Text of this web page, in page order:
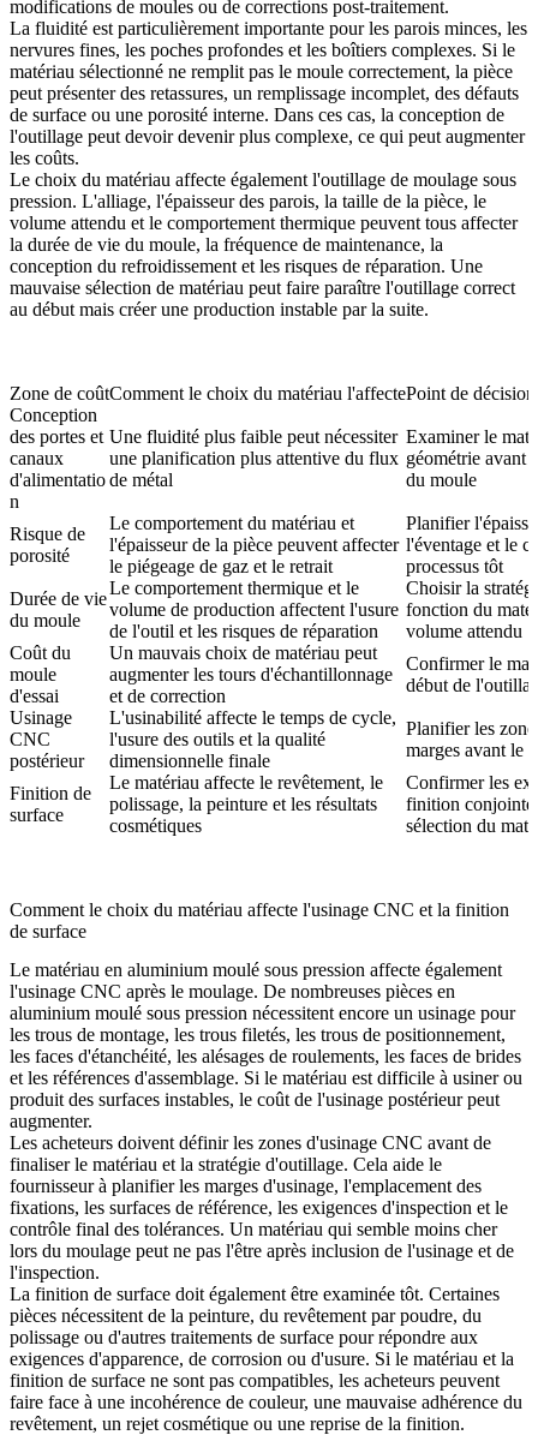
modifications de moules ou de corrections post-traitement.
La fluidité est particulièrement importante pour les parois minces, les
nervures fines, les poches profondes et les boîtiers complexes. Si le
matériau sélectionné ne remplit pas le moule correctement, la pièce
peut présenter des retassures, un remplissage incomplet, des défauts
de surface ou une porosité interne. Dans ces cas, la conception de
l'outillage peut devoir devenir plus complexe, ce qui peut augmenter
les coûts.
Le choix du matériau affecte également l'outillage de moulage sous
pression. L'alliage, l'épaisseur des parois, la taille de la pièce, le
volume attendu et le comportement thermique peuvent tous affecter
la durée de vie du moule, la fréquence de maintenance, la
conception du refroidissement et les risques de réparation. Une
mauvaise sélection de matériau peut faire paraître l'outillage correct
au début mais créer une production instable par la suite.
Zone de coûtComment le choix du matériau l'affectePoint de
Conception
des portes et
canaux
d'alimentatio
n
Une fluidité plus faible peut nécessiter
une planification plus attentive du flux
de métal
Examiner le
géométrie avant
du moule
Risque de
porosité
Le comportement du matériau et
l'épaisseur de la pièce peuvent affecter
le piégeage de gaz et le retrait
Planifier
l'éventage et le
processus tôt
Durée de vie
du moule
Le comportement thermique et le
volume de production affectent l'usure
de l'outil et les risques de réparation
Choisir la
fonction du
volume attendu
Coût du
moule
d'essai
Un mauvais choix de matériau peut
augmenter les tours d'échantillonnage
et de correction
Confirmer le
début de
Usinage
CNC
postérieur
L'usinabilité affecte le temps de cycle,
l'usure des outils et la qualité
dimensionnelle finale
Planifier les
marges avant le
Finition de
surface
Le matériau affecte le revêtement, le
polissage, la peinture et les résultats
cosmétiques
Confirmer les
finition
sélection du
Comment le choix du matériau affecte l'usinage CNC et la finition
de surface
Le matériau en aluminium moulé sous pression affecte également
l'usinage CNC après le moulage. De nombreuses pièces en
aluminium moulé sous pression nécessitent encore un usinage pour
les trous de montage, les trous filetés, les trous de positionnement,
les faces d'étanchéité, les alésages de roulements, les faces de brides
et les références d'assemblage. Si le matériau est difficile à usiner ou
produit des surfaces instables, le coût de l'usinage postérieur peut
augmenter.
Les acheteurs doivent définir les zones d'usinage CNC avant de
finaliser le matériau et la stratégie d'outillage. Cela aide le
fournisseur à planifier les marges d'usinage, l'emplacement des
fixations, les surfaces de référence, les exigences d'inspection et le
contrôle final des tolérances. Un matériau qui semble moins cher
lors du moulage peut ne pas l'être après inclusion de l'usinage et de
l'inspection.
La finition de surface doit également être examinée tôt. Certaines
pièces nécessitent de la peinture, du revêtement par poudre, du
polissage ou d'autres traitements de surface pour répondre aux
exigences d'apparence, de corrosion ou d'usure. Si le matériau et la
finition de surface ne sont pas compatibles, les acheteurs peuvent
faire face à une incohérence de couleur, une mauvaise adhérence du
revêtement, un rejet cosmétique ou une reprise de la finition.